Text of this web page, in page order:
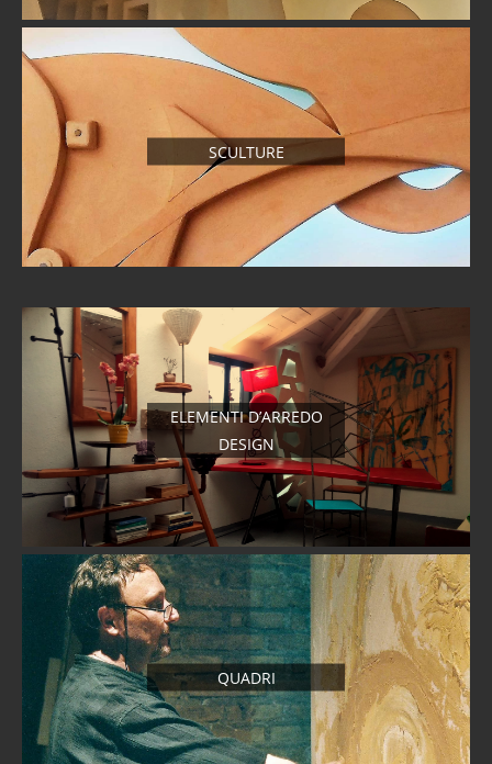
SCULTURE
ELEMENTI D’ARREDO
DESIGN
QUADRI